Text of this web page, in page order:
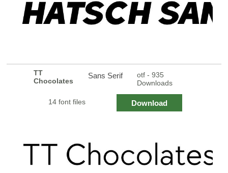
TT
Chocolates
Sans Serif
otf - 935
Downloads
14 font files Download